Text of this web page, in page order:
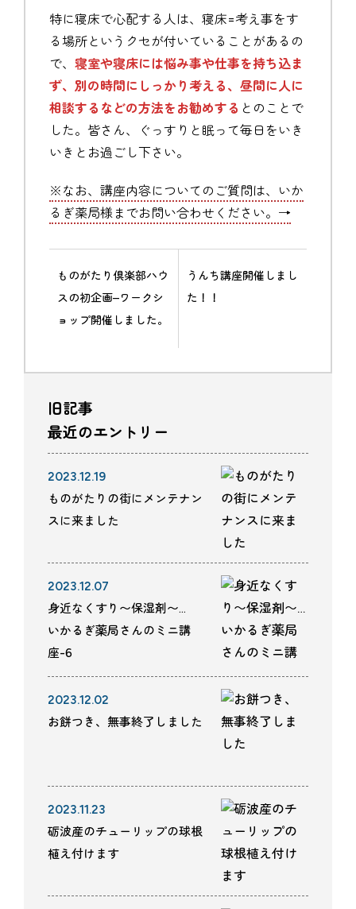
特に寝床で心配する人は、寝床=考え事をす
る場所というクセが付いていることがあるの
で、 寝室や寝床には悩み事や仕事を持ち込ま
ず、別の時間にしっかり考える、昼間に人に
相談するなどの方法をお勧めする とのことで
した。皆さん、ぐっすりと眠って毎日をいき
いきとお過ごし下さい。
※なお、講座内容についてのご質問は、いか
るぎ薬局様までお問い合わせください。→
ものがたり倶楽部ハウ
スの初企画–ワークシ
ョップ開催しました。
うんち講座開催しまし
た！！
旧記事
最近のエントリー
2023.12.19
ものがたりの街にメンテナン
スに来ました
2023.12.07
身近なくすり〜保湿剤〜…
いかるぎ薬局さんのミニ講
座-6
2023.12.02
お餅つき、無事終了しました
2023.11.23
砺波産のチューリップの球根
植え付けます